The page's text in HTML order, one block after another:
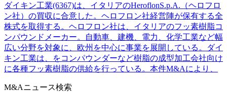
ダイキン工業(6367)は、イタリアのHeroflonS.p.A.（ヘロフロ
ン社）の買収に合意した。ヘロフロン社経営陣が保有する全
株式を取得する。ヘロフロン社は、イタリアのフッ素樹脂コ
ンパウンドメーカー。自動車、建機、電力、化学工業など幅
広い分野を対象に、欧州を中心に事業を展開している。ダイ
キン工業は、をコンパウンダーなど樹脂の成型加工会社向け
に各種フッ素樹脂の供給を行っている。本件M&Aにより、
M&Aニュース検索